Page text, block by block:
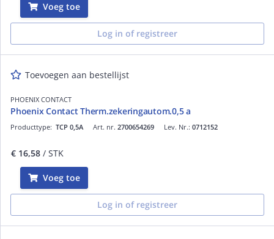
Voeg toe
Log in of registreer
Toevoegen aan bestellijst
PHOENIX CONTACT
Phoenix Contact Therm.zekeringautom.0,5 a
Art. nr. 2700654269
Producttype: TCP 0,5A Lev. Nr.: 0712152
€ 16,58 / STK
Voeg toe
Log in of registreer